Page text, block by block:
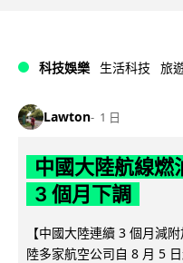
科技娛樂 生活科技 旅
Lawton 1 日
中國大陸航線燃
3 個月下調
【中國大陸連續 3 個月減
陸多家航空公司自 8 月 5